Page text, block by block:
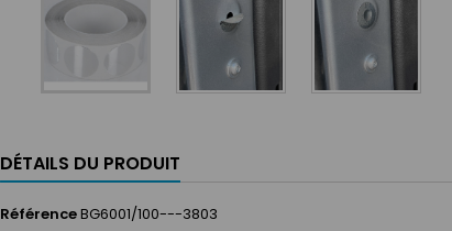
DÉTAILS DU PRODUIT
RéférenceBG6001/100---3803